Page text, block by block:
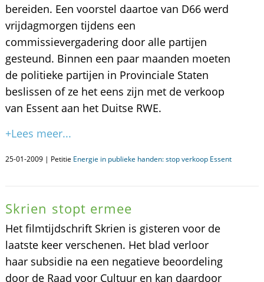
bereiden. Een voorstel daartoe van D66 werd
vrijdagmorgen tijdens een
commissievergadering door alle partijen
gesteund. Binnen een paar maanden moeten
de politieke partijen in Provinciale Staten
beslissen of ze het eens zijn met de verkoop
van Essent aan het Duitse RWE.
+Lees meer...
25-01-2009 | Petitie Energie in publieke handen: stop verkoop Essent
Skrien stopt ermee
Het filmtijdschrift Skrien is gisteren voor de
laatste keer verschenen. Het blad verloor
haar subsidie na een negatieve beoordeling
door de Raad voor Cultuur en kan daardoor